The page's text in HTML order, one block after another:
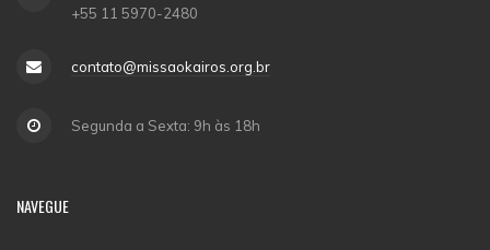
+55 11 5970-2480
contato@missaokairos.org.br
Segunda a Sexta: 9h às 18h
NAVEGUE